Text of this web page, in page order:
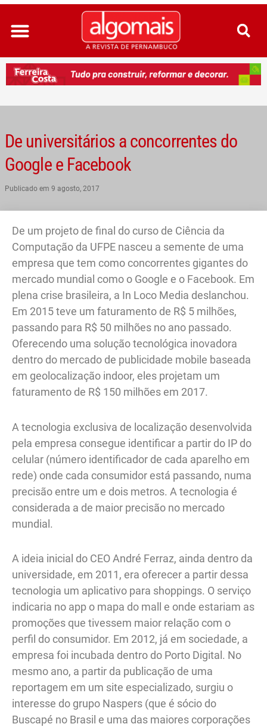
Ir
para
conteúdo
De universitários a concorrentes do
Google e Facebook
Publicado em 9 agosto, 2017
De um projeto de final do curso de Ciência da
Computação da UFPE nasceu a semente de uma
empresa que tem como concorrentes gigantes do
mercado mundial como o Google e o Facebook. Em
plena crise brasileira, a In Loco Media deslanchou.
Em 2015 teve um faturamento de R$ 5 milhões,
passando para R$ 50 milhões no ano passado.
Oferecendo uma solução tecnológica inovadora
dentro do mercado de publicidade mobile baseada
em geolocalização indoor, eles projetam um
faturamento de R$ 150 milhões em 2017.
A tecnologia exclusiva de localização desenvolvida
pela empresa consegue identificar a partir do IP do
celular (número identificador de cada aparelho em
rede) onde cada consumidor está passando, numa
precisão entre um e dois metros. A tecnologia é
considerada a de maior precisão no mercado
mundial.
A ideia inicial do CEO André Ferraz, ainda dentro da
universidade, em 2011, era oferecer a partir dessa
tecnologia um aplicativo para shoppings. O serviço
indicaria no app o mapa do mall e onde estariam as
promoções que tivessem maior relação com o
perfil do consumidor. Em 2012, já em sociedade, a
empresa foi incubada dentro do Porto Digital. No
mesmo ano, a partir da publicação de uma
reportagem em um site especializado, surgiu o
interesse do grupo Naspers (que é sócio do
Buscapé no Brasil e uma das maiores corporações